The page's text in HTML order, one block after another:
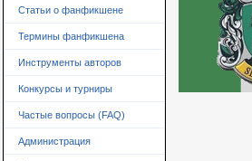
Статьи о фанфикшене
Термины фанфикшена
Инструменты авторов
Конкурсы и турниры
Частые вопросы (FAQ)
Администрация